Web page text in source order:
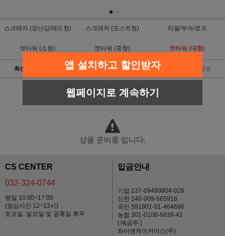
스크래처 (장난감/패드형) 스크래처 (포스트형) 리필/부속/로프
캣타워 (소형) 캣타워 (중형) 캣타워 (대형)
최신순 낮은가격 높은가격 판매순위 상품명
상품 준비중 입니다.
CS CENTER
032-324-0744
평일 10:00~17:00
(점심시간 12~13시)
토요일, 일요일 및 공휴일 휴무
입금안내
기업 137-09499804-026
신한 140-009-665918
국민 591901-01-464696
농협 301-0108-6839-41
[ 예금주 ]
와이앤케이커머스(주)
앱 설치하고 할인받자
웹페이지로 계속하기